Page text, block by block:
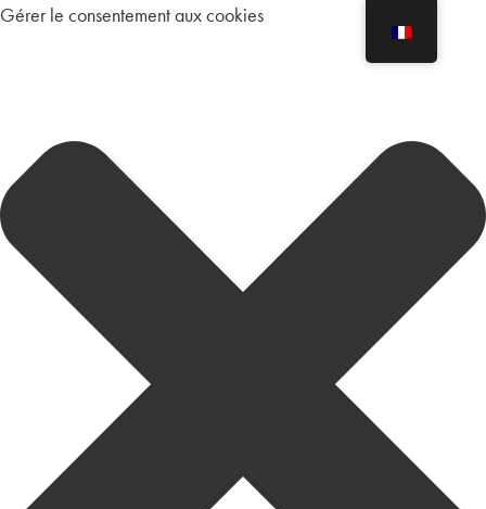
Gérer le consentement aux cookies